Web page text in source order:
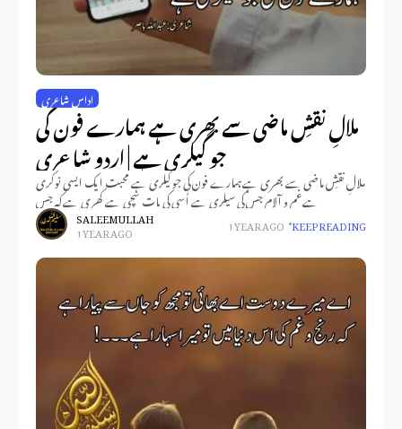
اداس شاعری
ملالِ نقشِ ماضی سے بھری ہے ہمارے فون کی
جو گیلری ہے | اردو شاعری
ملالِ نقشِ ماضی سے بھری ہےہمارے فون کی جو گیلری ہے محبت ایک ایسی نوکری
ہےغم و آلام جس کی سیلری ہے اُسی کی بات سچی ہے کھری ہےکہ جس
SALEEM ULLAH
1 YEAR AGO 1 YEAR AGO KEEP READING